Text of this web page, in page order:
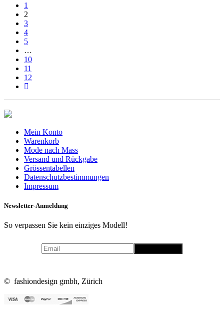
1
2
3
4
5
…
10
11
12
Mein Konto
Warenkorb
Mode nach Mass
Versand und Rückgabe
Grössentabellen
Datenschutzbestimmungen
Impressum
Newsletter-Anmeldung
So verpassen Sie kein einziges Modell!
© fashiondesign gmbh, Zürich